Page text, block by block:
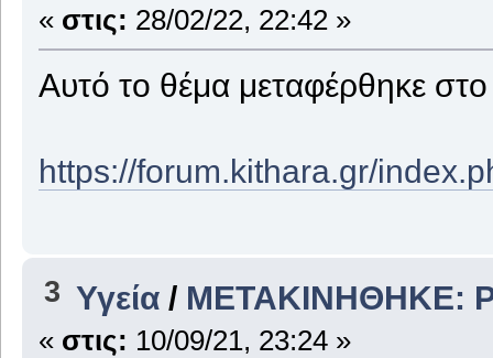
« στις: 28/02/22, 22:42 »
Αυτό το θέμα μεταφέρθηκε στο
https://forum.kithara.gr/
3 Υγεία / ΜΕΤΑΚΙΝΗΘΗΚΕ:
« στις: 10/09/21, 23:24 »